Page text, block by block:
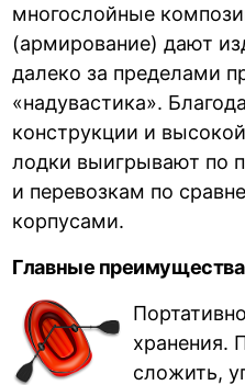
многослойные
(армирование) дают
далеко за пределами
«надувастика».
конструкции и
лодки выигрывают по
и перевозкам по
корпусами.
Главные преимущества
хранения.
сложить,